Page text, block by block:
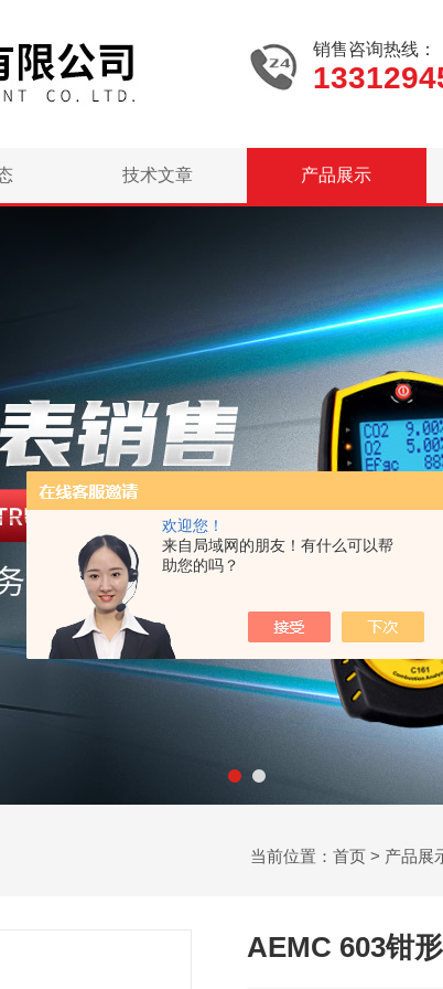
欢迎您！
来自局域网的朋友！有什么可以帮
助您的吗？
销售咨询热线：
技术文章 产品展示
当前位置： 首页 > 产品展
AEMC 603钳